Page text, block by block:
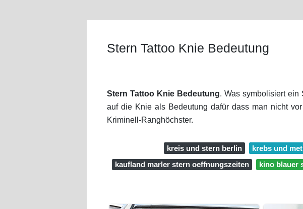
Stern Tattoo Knie Bedeutung
Stern Tattoo Knie Bedeutung. Was symbolisiert ein
auf die Knie als Bedeutung dafür dass man nicht
Kriminell-Ranghöchster.
kreis und stern berlin krebs und
kaufland marler stern oeffnungszeiten
kino blauer